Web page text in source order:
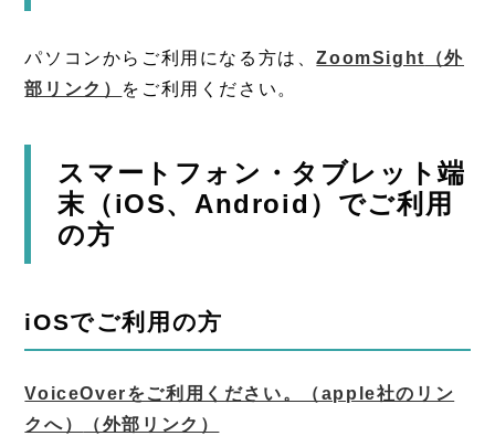
パソコンからご利用になる方は、ZoomSight
（外
部リンク） をご利用ください。
スマートフォン・タブレット端
末（iOS、Android）でご利用
の方
iOSでご利用の方
VoiceOverをご利用ください。（apple社のリン
クへ）
（外部リンク）